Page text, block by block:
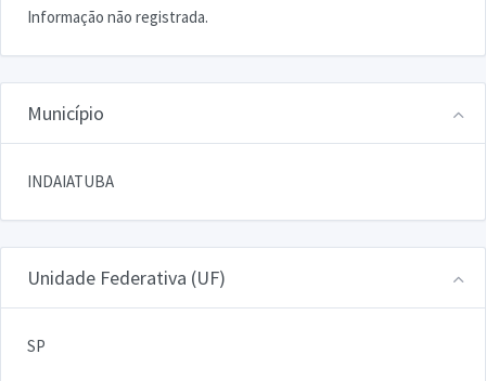
Informação não registrada.
Município
INDAIATUBA
Unidade Federativa (UF)
SP